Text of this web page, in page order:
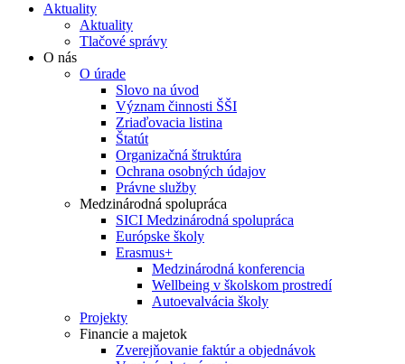
Aktuality
Aktuality
Tlačové správy
O nás
O úrade
Slovo na úvod
Význam činnosti ŠŠI
Zriaďovacia listina
Štatút
Organizačná štruktúra
Ochrana osobných údajov
Právne služby
Medzinárodná spolupráca
SICI Medzinárodná spolupráca
Európske školy
Erasmus+
Medzinárodná konferencia
Wellbeing v školskom prostredí
Autoevalvácia školy
Projekty
Financie a majetok
Zverejňovanie faktúr a objednávok